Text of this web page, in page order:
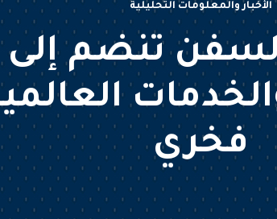
الأخبار والمعلومات التحليلية
السفن تنضم
فخري